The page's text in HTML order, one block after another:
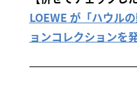
LOEWE が「ハウル
ョンコレクションを